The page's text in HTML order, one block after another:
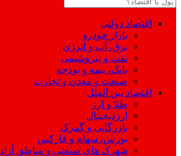
اقتصاد دولتی
بازار خودرو
برق، آب و انرژی
نفت و پتروشیمی
بانک، بیمه و بودجه
صنعت و معدن و تجارت
اقتصاد بین الملل
طلا و ارز
ارزدیجیتال
بازرگانی و گمرک
بورس، سهام و فارکس
شهرک های صنعتی و مناطق آزاد